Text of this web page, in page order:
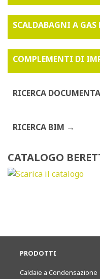
SCALDABAGNI A GAS
COMPLEMENTI DI
RICERCA
RICERCA BIM
CATALOGO
PRODOTTI
Caldaie a Condensazione